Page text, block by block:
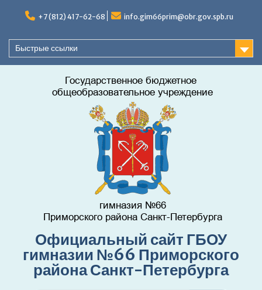
+7 (812) 417-62-68 info.gim66prim@obr.gov.spb.ru
Быстрые ссылки
Официальный сайт ГБОУ
гимназии №66 Приморского
района Санкт-Петербурга